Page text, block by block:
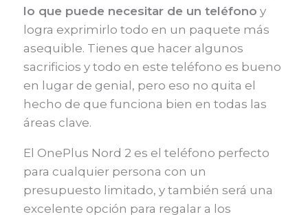
lo que puede necesitar de un teléfono y
logra exprimirlo todo en un paquete más
asequible. Tienes que hacer algunos
sacrificios y todo en este teléfono es bueno
en lugar de genial, pero eso no quita el
hecho de que funciona bien en todas las
áreas clave.
El OnePlus Nord 2 es el teléfono perfecto
para cualquier persona con un
presupuesto limitado, y también será una
excelente opción para regalar a los